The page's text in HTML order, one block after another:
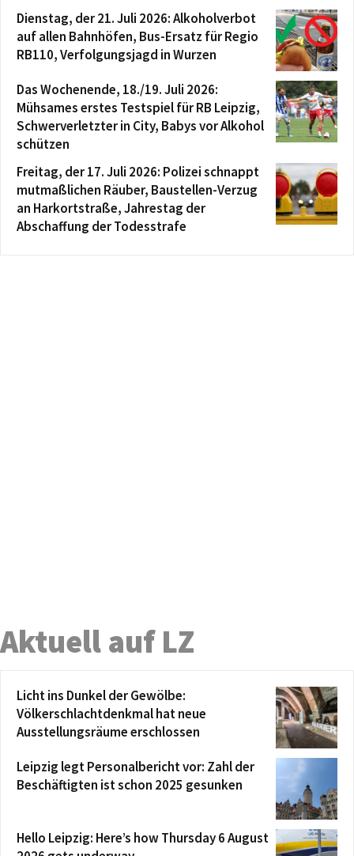
Dienstag, der 21. Juli 2026: Alkoholverbot
auf allen Bahnhöfen, Bus-Ersatz für Regio
RB110, Verfolgungsjagd in Wurzen
Das Wochenende, 18./19. Juli 2026:
Mühsames erstes Testspiel für RB Leipzig,
Schwerverletzter in City, Babys vor Alkohol
schützen
Freitag, der 17. Juli 2026: Polizei schnappt
mutmaßlichen Räuber, Baustellen-Verzug
an Harkortstraße, Jahrestag der
Abschaffung der Todesstrafe
Aktuell auf LZ
Licht ins Dunkel der Gewölbe:
Völkerschlachtdenkmal hat neue
Ausstellungsräume erschlossen
Leipzig legt Personalbericht vor: Zahl der
Beschäftigten ist schon 2025 gesunken
Hello Leipzig: Here’s how Thursday 6 August